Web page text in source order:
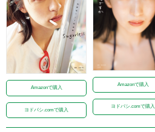
Amazonで購入
ヨドバシ.comで購入
Amazonで購入
ヨドバシ.comで購入